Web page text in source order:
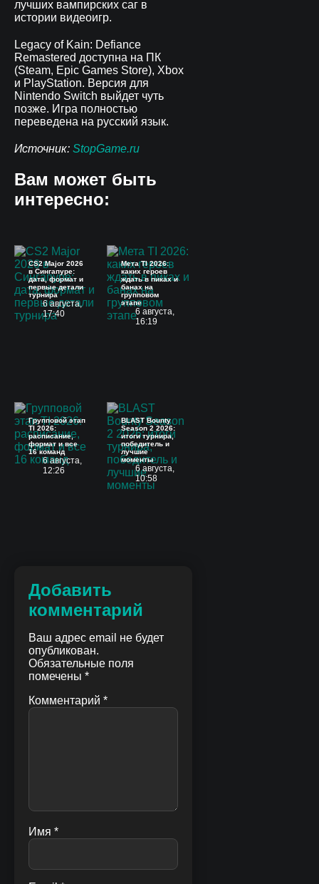
лучших вампирских саг в
истории видеоигр.
Legacy of Kain: Defiance
Remastered доступна на ПК
(Steam, Epic Games Store), Xbox
и PlayStation. Версия для
Nintendo Switch выйдет чуть
позже. Игра полностью
переведена на русский язык.
Источник: StopGame.ru
Вам может быть
интересно:
CS2 Major 2026
в Сингапуре:
дата, формат и
первые детали
турнира
6 августа,
17:40
Мета TI 2026:
каких героев
ждать в пиках и
банах на
групповом
этапе
6 августа,
16:19
Групповой этап
TI 2026:
расписание,
формат и все
16 команд
6 августа,
12:26
BLAST Bounty
Season 2 2026:
итоги турнира,
победитель и
лучшие
моменты
6 августа,
10:58
Добавить
комментарий
Ваш адрес email не будет
опубликован.
Обязательные поля
помечены *
Комментарий *
Имя *